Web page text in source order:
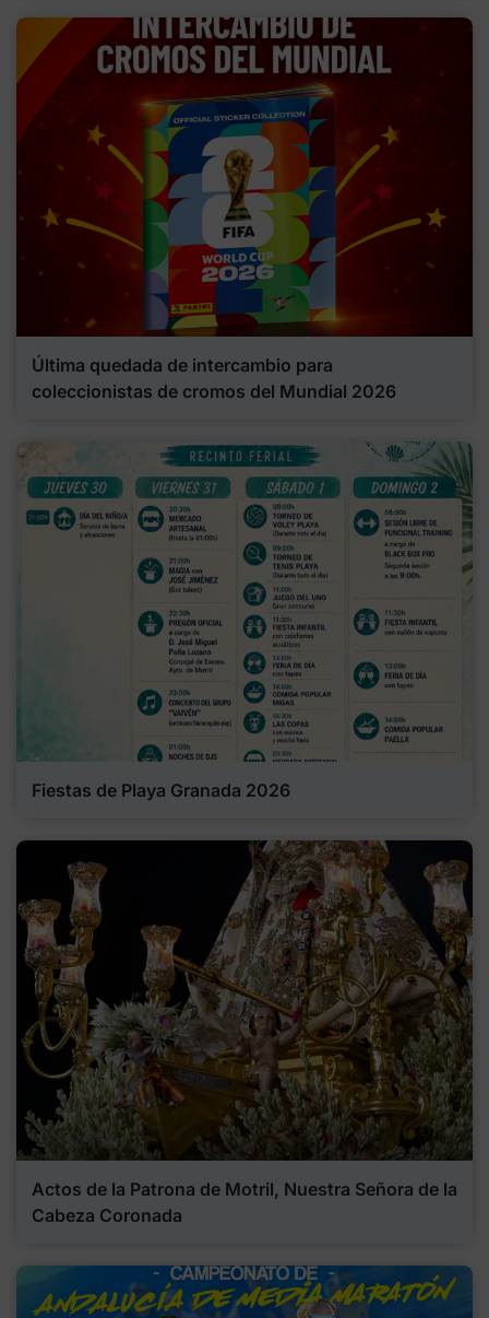
Última quedada de intercambio para
coleccionistas de cromos del Mundial 2026
Fiestas de Playa Granada 2026
Actos de la Patrona de Motril, Nuestra Señora de la
Cabeza Coronada